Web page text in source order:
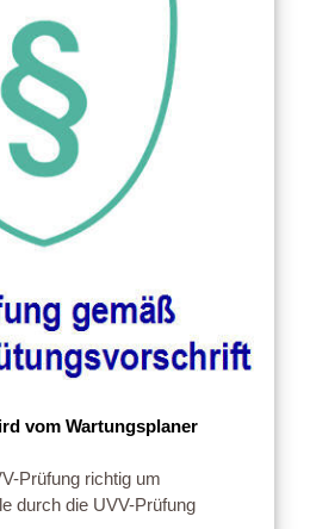
vom Wartungsplaner
Prüfung richtig um
durch die UVV-Prüfung